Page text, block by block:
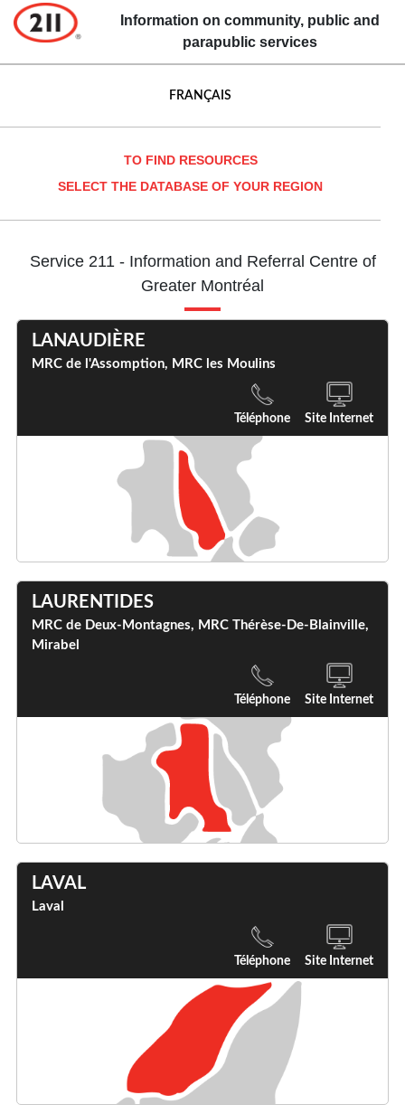
Information on community, public and
parapublic services
FRANÇAIS
TO FIND RESOURCES
SELECT THE DATABASE OF YOUR REGION
Service 211 - Information and Referral Centre of
Greater Montréal
LANAUDIÈRE
MRC de l'Assomption, MRC les Moulins
Téléphone Site Internet
LAURENTIDES
MRC de Deux-Montagnes, MRC Thérèse-De-Blainville,
Mirabel
Téléphone Site Internet
LAVAL
Laval
Téléphone Site Internet